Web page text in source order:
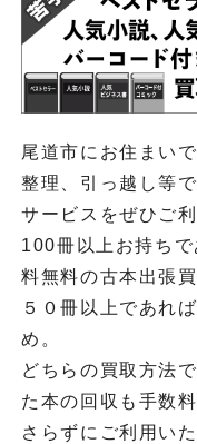
尾道市にお住まい
整理、引っ越し等
サービスをぜひご
100冊以上お持ち
料無料の古本出張
５０冊以上であれ
め。
どちらの買取方法
た本の回収も手数
さらずにご利用い